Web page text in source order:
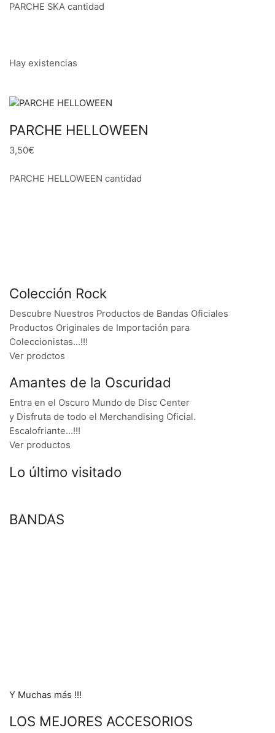
PARCHE SKA cantidad
Hay existencias
PARCHE HELLOWEEN
3,50€
PARCHE HELLOWEEN cantidad
Colección Rock
Descubre Nuestros Productos de Bandas Oficiales
Productos Originales de Importación para
Coleccionistas…!!!
Ver prodctos
Amantes de la Oscuridad
Entra en el Oscuro Mundo de Disc Center
y Disfruta de todo el Merchandising Oficial.
Escalofriante…!!!
Ver productos
Lo último visitado
BANDAS
Y Muchas más !!!
LOS MEJORES ACCESORIOS